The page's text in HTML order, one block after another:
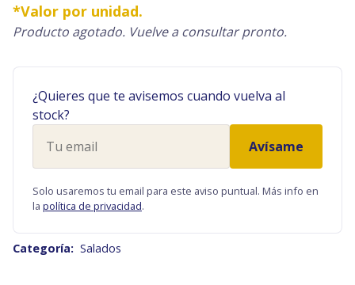
*Valor por unidad.
Producto agotado. Vuelve a consultar pronto.
¿Quieres que te avisemos cuando vuelva al
stock?
email
Avísame
Solo usaremos tu email para este aviso puntual. Más info en
la política de privacidad.
Categoría: Salados